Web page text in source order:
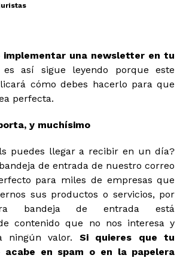
implementar una newsletter en tu
así sigue leyendo porque este
cómo debes hacerlo para que
perfecta.
y muchísimo
puedes llegar a recibir en un día?
de entrada de nuestro correo
para miles de empresas que
sus productos o servicios, por
bandeja de entrada está
contenido que no nos interesa y
ningún valor. Si quieres que tu
acabe en spam o en la papelera